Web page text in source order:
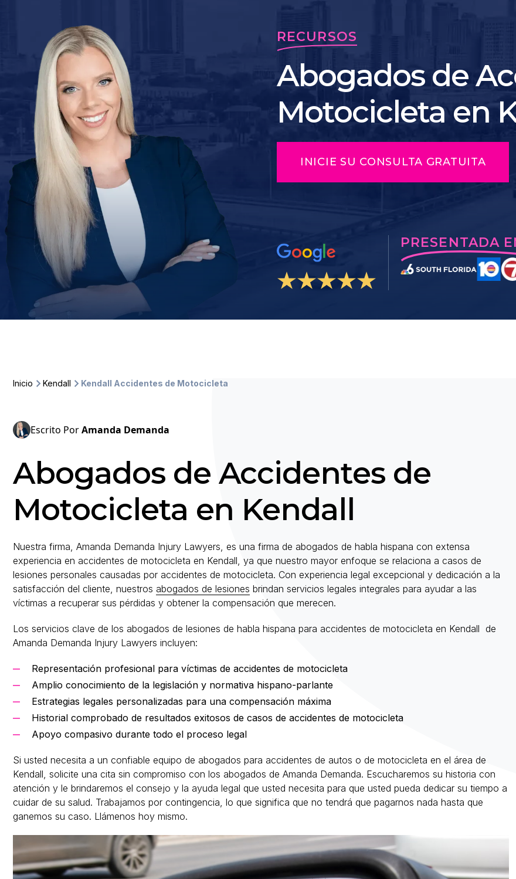
RECURSOS
Abogados de
Motocicleta en
INICIE SU CONSULTA GRATUITA
PRESENTADA
Inicio Kendall Kendall Accidentes de Motocicleta
Escrito PorAmanda Demanda
Abogados de Accidentes de
Motocicleta en Kendall
Nuestra firma, Amanda Demanda Injury Lawyers, es una firma de abogados de habla hispana con extensa
experiencia en accidentes de motocicleta en Kendall, ya que nuestro mayor enfoque se relaciona a casos de
lesiones personales causadas por accidentes de motocicleta. Con experiencia legal excepcional y dedicación a la
satisfacción del cliente, nuestros abogados de lesiones brindan servicios legales integrales para ayudar a las
víctimas a recuperar sus pérdidas y obtener la compensación que merecen.
Los servicios clave de los abogados de lesiones de habla hispana para accidentes de motocicleta en Kendall de
Amanda Demanda Injury Lawyers incluyen:
Representación profesional para víctimas de accidentes de motocicleta
Amplio conocimiento de la legislación y normativa hispano-parlante
Estrategias legales personalizadas para una compensación máxima
Historial comprobado de resultados exitosos de casos de accidentes de motocicleta
Apoyo compasivo durante todo el proceso legal
Si usted necesita a un confiable equipo de abogados para accidentes de autos o de motocicleta en el área de
Kendall, solicite una cita sin compromiso con los abogados de Amanda Demanda. Escucharemos su historia con
atención y le brindaremos el consejo y la ayuda legal que usted necesita para que usted pueda dedicar su tiempo a
cuidar de su salud. Trabajamos por contingencia, lo que significa que no tendrá que pagarnos nada hasta que
ganemos su caso. Llámenos hoy mismo.